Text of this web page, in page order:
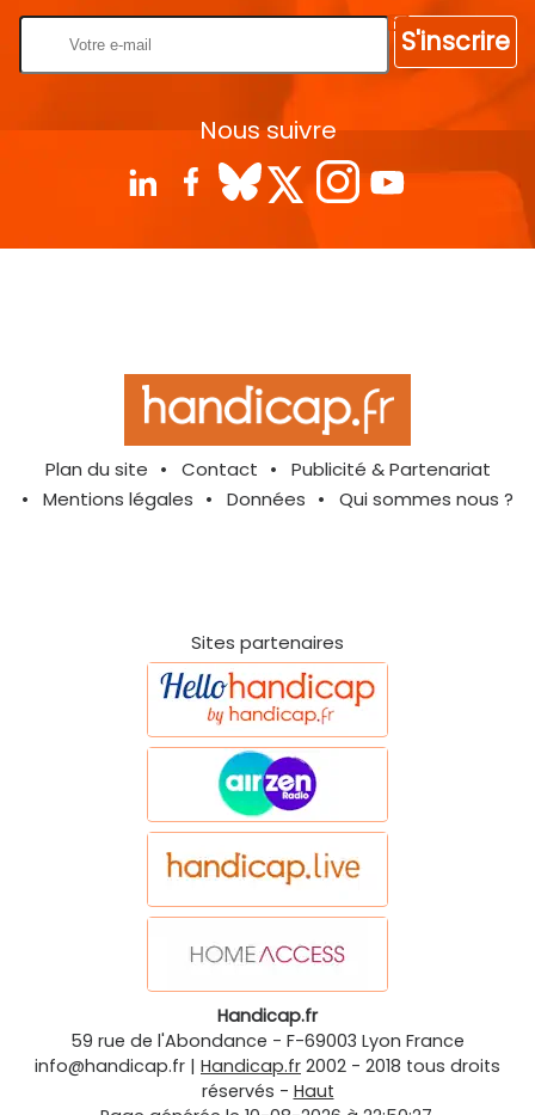
S'inscrire
Nous suivre
Plan du site Contact
Publicité & Partenariat
Mentions légales
Données Qui sommes nous ?
Sites partenaires
Handicap.fr
59 rue de l'Abondance - F-69003 Lyon France
info@handicap.fr | Handicap.fr 2002 - 2018 tous droits
réservés - Haut